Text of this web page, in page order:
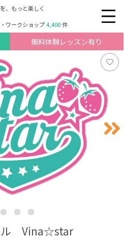
、もっと楽しく
ワークショップ4,400件
無料体験レッスン有り
ル Vina☆star